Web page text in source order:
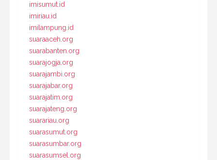
imisumut.id
imiriau.id
imilampung.id
suaraaceh.org
suarabanten.org
suarajogja.org
suarajambi.org
suarajabar.org
suarajatim.org
suarajateng.org
suarariau.org
suarasumut.org
suarasumbar.org
suarasumsel.org